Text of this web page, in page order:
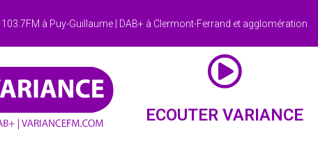
103.7FM à Puy-Guillaume | DAB+ à Clermont-Ferrand et agglomération
ECOUTER VARIANCE